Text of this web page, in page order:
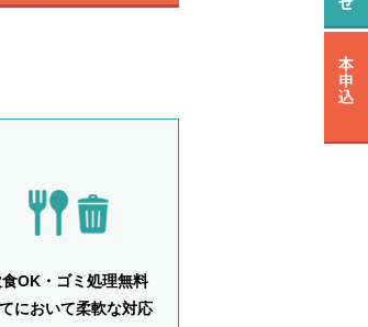
OK・ゴミ処理無料
において柔軟な対応